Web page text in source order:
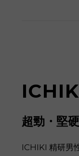
超勁・堅
ICHIKI 精研男